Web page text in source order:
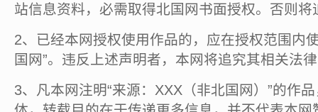
站信息资料，必需取得北国网书面授权。否则将
2、已经本网授权使用作品的，应在授权范围内
国网”。违反上述声明者，本网将追究其相关法
3、凡本网注明“来源：XXX（非北国网）”的作